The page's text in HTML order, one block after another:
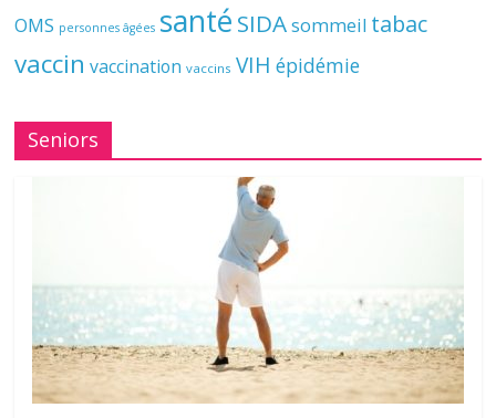
OMS personnes âgées santé SIDAsommeil tabac
vaccin vaccination vaccins VIH épidémie
Seniors